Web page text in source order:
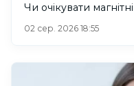
Чи очікувати
02 сер. 2026 18:55